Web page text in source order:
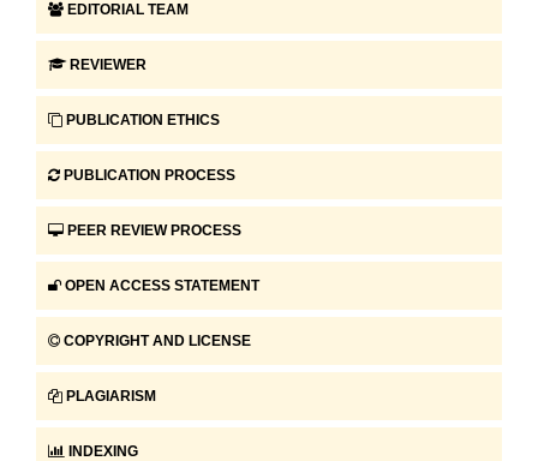
EDITORIAL TEAM
REVIEWER
PUBLICATION ETHICS
PUBLICATION PROCESS
PEER REVIEW PROCESS
OPEN ACCESS STATEMENT
COPYRIGHT AND LICENSE
PLAGIARISM
INDEXING